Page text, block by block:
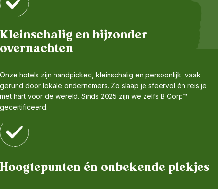
Kleinschalig en bijzonder
overnachten
Onze hotels zijn handpicked, kleinschalig en persoonlijk, vaak
gerund door lokale ondernemers. Zo slaap je sfeervol én reis je
met hart voor de wereld. Sinds 2025 zijn we zelfs B Corp™
gecertificeerd.
Hoogtepunten én onbekende plekjes